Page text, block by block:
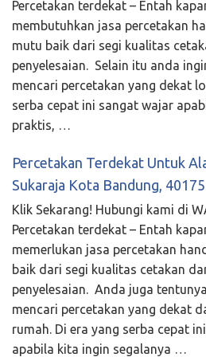
Percetakan terdekat – Entah
membutuhkan jasa percetakan
mutu baik dari segi kualitas
penyelesaian. Selain itu anda
mencari percetakan yang dekat
serba cepat ini sangat wajar
praktis, …
Percetakan Terdekat Untuk
Sukaraja Kota Bandung, 40175
Klik Sekarang! Hubungi kami di
Percetakan terdekat – Entah
memerlukan jasa percetakan
baik dari segi kualitas cetakan
penyelesaian. Anda juga
mencari percetakan yang dekat
rumah. Di era yang serba cepat
apabila kita ingin segalanya …